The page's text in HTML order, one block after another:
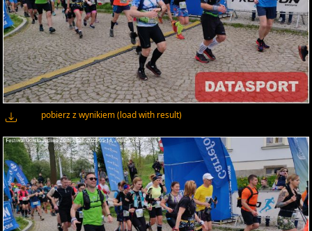
pobierz z wynikiem (load with result)